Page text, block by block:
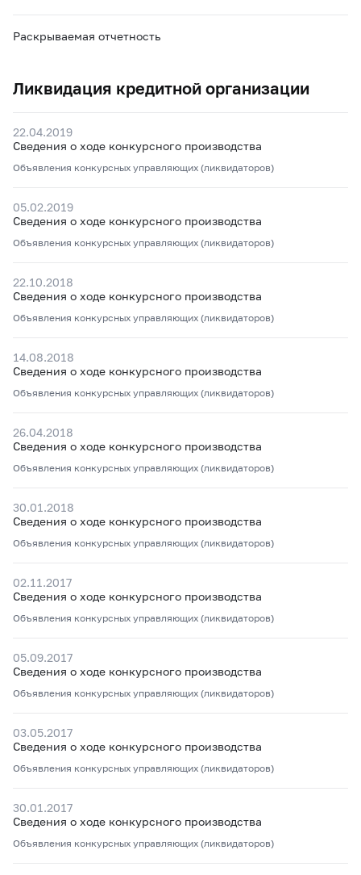
Раскрываемая отчетность
Ликвидация кредитной организации
22.04.2019
Сведения о ходе конкурсного производства
Объявления конкурсных управляющих (ликвидаторов)
05.02.2019
Сведения о ходе конкурсного производства
Объявления конкурсных управляющих (ликвидаторов)
22.10.2018
Сведения о ходе конкурсного производства
Объявления конкурсных управляющих (ликвидаторов)
14.08.2018
Сведения о ходе конкурсного производства
Объявления конкурсных управляющих (ликвидаторов)
26.04.2018
Сведения о ходе конкурсного производства
Объявления конкурсных управляющих (ликвидаторов)
30.01.2018
Сведения о ходе конкурсного производства
Объявления конкурсных управляющих (ликвидаторов)
02.11.2017
Сведения о ходе конкурсного производства
Объявления конкурсных управляющих (ликвидаторов)
05.09.2017
Сведения о ходе конкурсного производства
Объявления конкурсных управляющих (ликвидаторов)
03.05.2017
Сведения о ходе конкурсного производства
Объявления конкурсных управляющих (ликвидаторов)
30.01.2017
Сведения о ходе конкурсного производства
Объявления конкурсных управляющих (ликвидаторов)